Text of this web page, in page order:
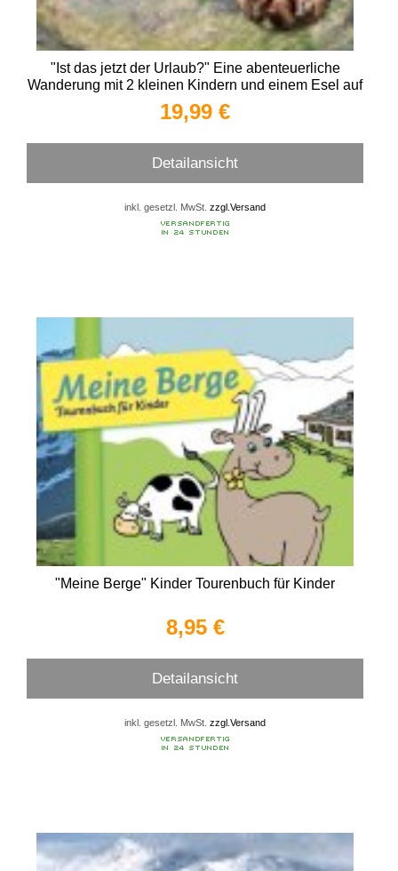
"Ist das jetzt der Urlaub?" Eine abenteuerliche
Wanderung mit 2 kleinen Kindern und einem Esel auf
Korsika
19,99 €
Detailansicht
inkl. gesetzl. MwSt.zzgl.Versand
"Meine Berge" Kinder Tourenbuch für Kinder
8,95 €
Detailansicht
inkl. gesetzl. MwSt.zzgl.Versand